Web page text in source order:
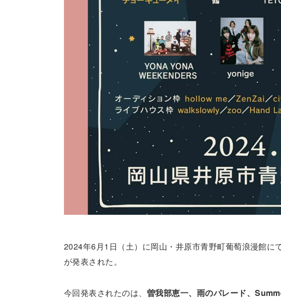
2024年6月1日（土）に岡山・井原市青野町葡萄浪漫館に
が発表された。
今回発表されたのは、 曽我部恵一、雨のパレード、